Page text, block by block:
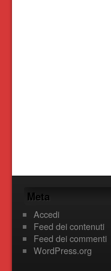
Meta
Accedi
Feed dei contenuti
Feed dei commenti
WordPress.org